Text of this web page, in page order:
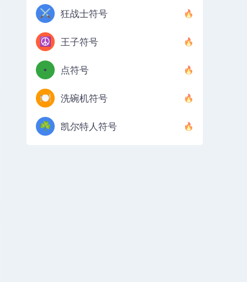
⚔️ 狂战士符号
☮️ 王子符号
• 点符号
🍽️ 洗碗机符号
☘️ 凯尔特人符号